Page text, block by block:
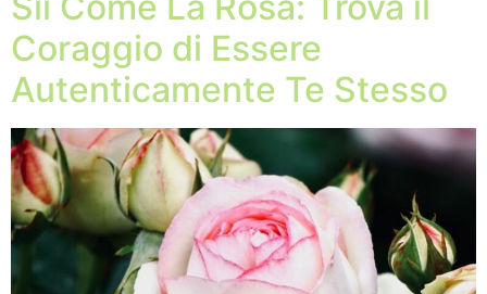
Coraggio di Essere
Autenticamente Te Stesso